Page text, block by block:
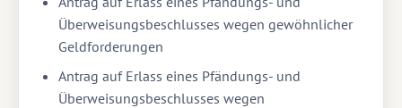
Überweisungsbeschlusses wegen gewöhnlicher
Geldforderungen
Antrag auf Erlass eines Pfändungs- und
Überweisungsbeschlusses wegen